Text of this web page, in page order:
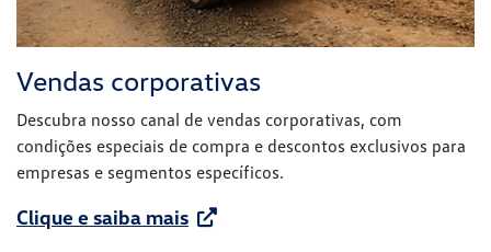
Vendas corporativas
Descubra nosso canal de vendas corporativas, com
condições especiais de compra e descontos exclusivos para
empresas e segmentos específicos.
Clique e saiba mais